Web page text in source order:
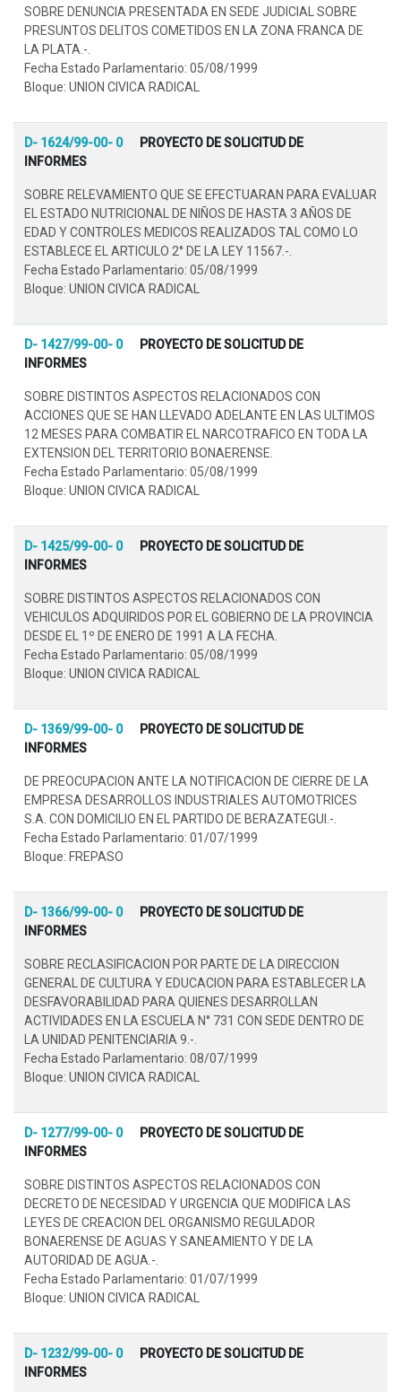
SOBRE DENUNCIA PRESENTADA EN SEDE JUDICIAL SOBRE
PRESUNTOS DELITOS COMETIDOS EN LA ZONA FRANCA DE
LA PLATA.-.
Fecha Estado Parlamentario: 05/08/1999
Bloque: UNION CIVICA RADICAL
D- 1624/99-00- 0
PROYECTO DE SOLICITUD DE
INFORMES
SOBRE RELEVAMIENTO QUE SE EFECTUARAN PARA EVALUAR
EL ESTADO NUTRICIONAL DE NIÑOS DE HASTA 3 AÑOS DE
EDAD Y CONTROLES MEDICOS REALIZADOS TAL COMO LO
ESTABLECE EL ARTICULO 2° DE LA LEY 11567.-.
Fecha Estado Parlamentario: 05/08/1999
Bloque: UNION CIVICA RADICAL
D- 1427/99-00- 0
PROYECTO DE SOLICITUD DE
INFORMES
SOBRE DISTINTOS ASPECTOS RELACIONADOS CON
ACCIONES QUE SE HAN LLEVADO ADELANTE EN LAS ULTIMOS
12 MESES PARA COMBATIR EL NARCOTRAFICO EN TODA LA
EXTENSION DEL TERRITORIO BONAERENSE.
Fecha Estado Parlamentario: 05/08/1999
Bloque: UNION CIVICA RADICAL
D- 1425/99-00- 0
PROYECTO DE SOLICITUD DE
INFORMES
SOBRE DISTINTOS ASPECTOS RELACIONADOS CON
VEHICULOS ADQUIRIDOS POR EL GOBIERNO DE LA PROVINCIA
DESDE EL 1º DE ENERO DE 1991 A LA FECHA.
Fecha Estado Parlamentario: 05/08/1999
Bloque: UNION CIVICA RADICAL
D- 1369/99-00- 0
PROYECTO DE SOLICITUD DE
INFORMES
DE PREOCUPACION ANTE LA NOTIFICACION DE CIERRE DE LA
EMPRESA DESARROLLOS INDUSTRIALES AUTOMOTRICES
S.A. CON DOMICILIO EN EL PARTIDO DE BERAZATEGUI.-.
Fecha Estado Parlamentario: 01/07/1999
Bloque: FREPASO
D- 1366/99-00- 0
PROYECTO DE SOLICITUD DE
INFORMES
SOBRE RECLASIFICACION POR PARTE DE LA DIRECCION
GENERAL DE CULTURA Y EDUCACION PARA ESTABLECER LA
DESFAVORABILIDAD PARA QUIENES DESARROLLAN
ACTIVIDADES EN LA ESCUELA N° 731 CON SEDE DENTRO DE
LA UNIDAD PENITENCIARIA 9.-.
Fecha Estado Parlamentario: 08/07/1999
Bloque: UNION CIVICA RADICAL
D- 1277/99-00- 0
PROYECTO DE SOLICITUD DE
INFORMES
SOBRE DISTINTOS ASPECTOS RELACIONADOS CON
DECRETO DE NECESIDAD Y URGENCIA QUE MODIFICA LAS
LEYES DE CREACION DEL ORGANISMO REGULADOR
BONAERENSE DE AGUAS Y SANEAMIENTO Y DE LA
AUTORIDAD DE AGUA.-.
Fecha Estado Parlamentario: 01/07/1999
Bloque: UNION CIVICA RADICAL
D- 1232/99-00- 0
PROYECTO DE SOLICITUD DE
INFORMES